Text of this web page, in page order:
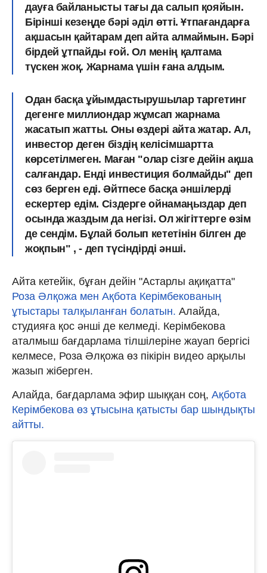
дауға байланысты тағы да салып қояйын.
Бірінші кезеңде бәрі әділ өтті.Ұтпағандарға
ақшасын қайтарам деп айта алмаймын. Бәрі
бірдей ұтпайды ғой. Ол менің қалтама
түскен жоқ. Жарнама үшін ғана алдым.
Одан басқа ұйымдастырушылар таргетинг
дегенге миллиондар жұмсап жарнама
жасатып жатты. Оны өздері айта жатар. Ал,
инвестор деген біздің келісімшартта
көрсетілмеген. Маған "олар сізге дейін ақша
салғандар. Енді инвестиция болмайды" деп
сөз берген еді. Әйтпесе басқа әншілерді
ескертер едім. Сіздерге ойнамаңыздар деп
осында жаздым да негізі. Ол жігіттерге өзім
де сендім. Бұлай болып кететінін білген де
жоқпын" , - деп түсіндірді әнші.
Айта кетейік, бұған дейін "Астарлы ақиқатта"
Роза Әлқожа мен Ақбота Керімбекованың
ұтыстары талқыланған болатын. Алайда,
студияға қос әнші де келмеді. Керімбекова
аталмыш бағдарлама тілшілеріне жауап бергісі
келмесе, Роза Әлқожа өз пікірін видео арқылы
жазып жіберген.
Алайда, бағдарлама эфир шыққан соң, Ақбота
Керімбекова өз ұтысына қатысты бар шындықты
айтты.